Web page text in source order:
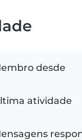
desde
atividade